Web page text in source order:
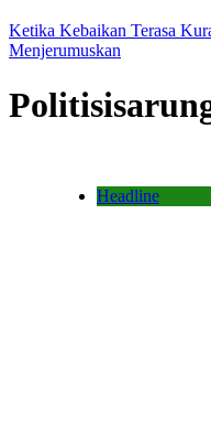
Ketika Kebaikan Terasa
Menjerumuskan
Headline